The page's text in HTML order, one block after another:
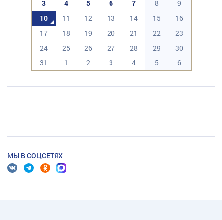
3
4 5 6 7 8
9
10
11 12 13 14 15
16
17
18 19 20 21 22
23
24
25 26 27 28 29
30
31
1 2 3 4 5 6
МЫ В СОЦСЕТЯХ